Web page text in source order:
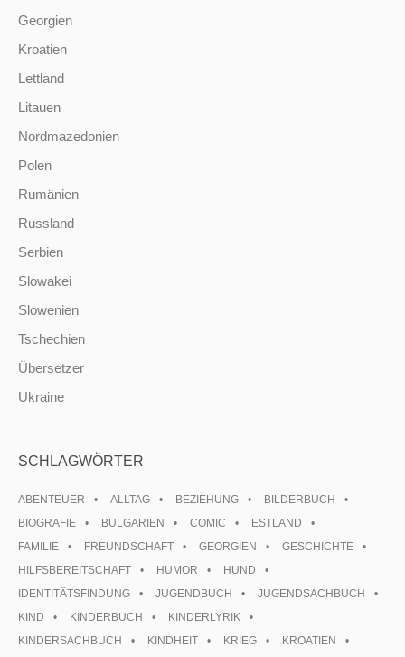
Georgien
Kroatien
Lettland
Litauen
Nordmazedonien
Polen
Rumänien
Russland
Serbien
Slowakei
Slowenien
Tschechien
Übersetzer
Ukraine
SCHLAGWÖRTER
ABENTEUER ALLTAG BEZIEHUNG
BILDERBUCH
BIOGRAFIE
BULGARIEN COMIC
ESTLAND
FAMILIE
FREUNDSCHAFT GEORGIEN
GESCHICHTE
HILFSBEREITSCHAFT
HUMOR
HUND
IDENTITÄTSFINDUNG
JUGENDBUCH
JUGENDSACHBUCH
KIND
KINDERBUCH
KINDERLYRIK
KINDERSACHBUCH
KINDHEIT KRIEG
KROATIEN